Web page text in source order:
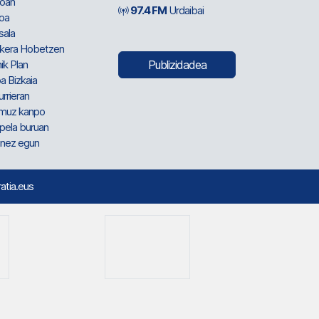
Hobetzen
Plan
Bizkaia
kanpo
buruan
egun
97.4 FM Urdaibai
Publizidadea